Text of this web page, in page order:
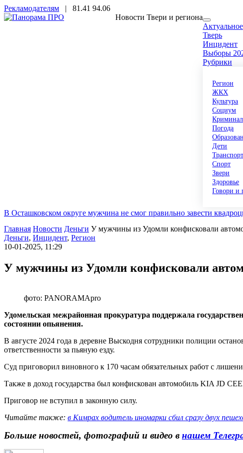
Рекламодателям | 81.41 94.06
Новости Твери и региона
Актуальное
Тверь
Инцидент
Выборы
Рубрики
Регион
ЖКХ
Культура
Социум
Криминал
Погода
Дети
Транспорт
Спорт
Звери
Здоровье
Говори и
В Осташковском округе мужчина не смог правильно завести
В Старице заключили под стражу мужчину, который убил знакомого,
В Тверской области сотрудники МЧС потушили крупный пожар на
Главная Новости Деньги У мужчины из Удомли конфисковали
Деньги, Инцидент, Регион
10-01-2025, 11:29
У мужчины из Удомли конфисковали
фото: PANORAMApro
Удомельская межрайонная прокуратура поддержала
состоянии опьянения.
В августе 2024 года в деревне Выскодня сотрудники полиции
ответственности за пьяную езду.
Суд приговорил виновного к 170 часам обязательных работ с
Также в доход государства был конфискован автомобиль KIA JD
Приговор не вступил в законную силу.
Читайте также: в Кимрах водитель иномарки сбил сразу двух
Больше новостей, фотографий и видео в нашем